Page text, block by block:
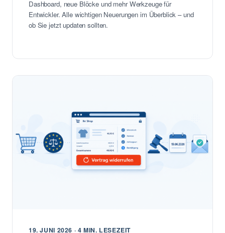
Dashboard, neue Blöcke und mehr Werkzeuge für
Entwickler. Alle wichtigen Neuerungen im Überblick – und
ob Sie jetzt updaten sollten.
19. JUNI 2026 · 4 MIN. LESEZEIT